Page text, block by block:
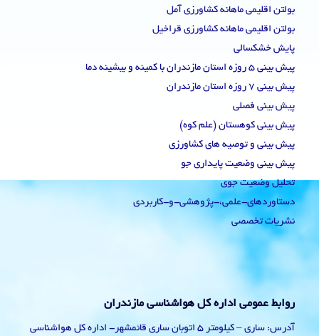
بولتن اقلیمی ماهانه کشاورزی آمل
بولتن اقلیمی ماهانه کشاورزی قراخیل
پایش خشکسالی
پیش بینی 5 روزه استان مازندران با کمینه و بیشینه دما
پیش بینی 7 روزه استان مازندران
پیش بینی فصلی
پیش بینی کوهستان (علم کوه)
پیش بینی و توصیه های کشاورزی
پیش بینی وضعیت پایداری جو
تحلیل وضعیت جوی
دستاوردهای-علمی،-پژوهشی-و-کاربردی
نشریات تخصصی
روابط عمومی اداره کل هواشناسی مازندران
آدرس: ساری – کیلومتر 5 اتوبان ساری قائمشهر- اداره کل هواشناسی